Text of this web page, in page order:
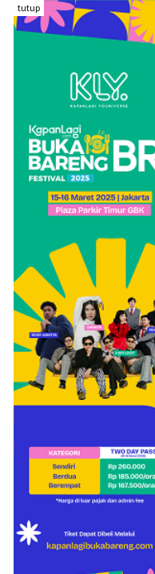
tutup
Pohon Besar